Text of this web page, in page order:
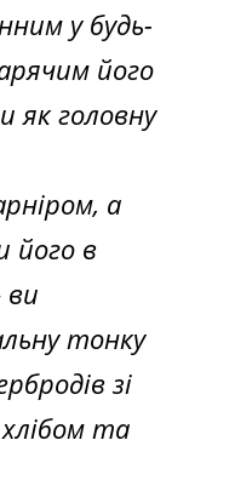
у будь-
його
як головну
а
його в
ви
тонку
зі
та